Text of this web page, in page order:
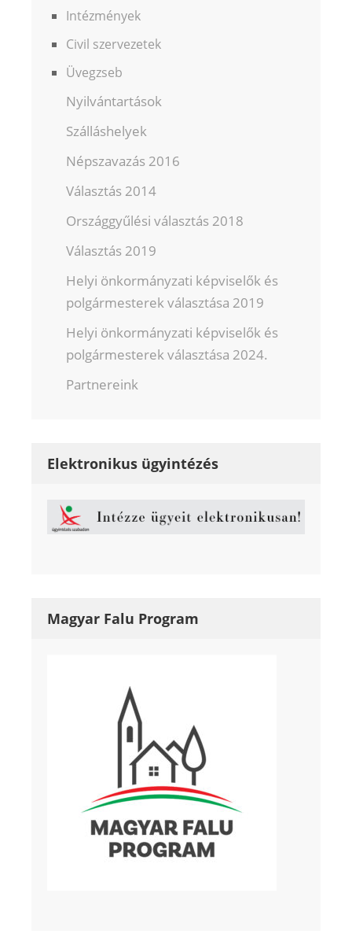
Intézmények
Civil szervezetek
Üvegzseb
Nyilvántartások
Szálláshelyek
Népszavazás 2016
Választás 2014
Országgyűlési választás 2018
Választás 2019
Helyi önkormányzati képviselők és
polgármesterek választása 2019
Helyi önkormányzati képviselők és
polgármesterek választása 2024.
Partnereink
Elektronikus ügyintézés
Magyar Falu Program